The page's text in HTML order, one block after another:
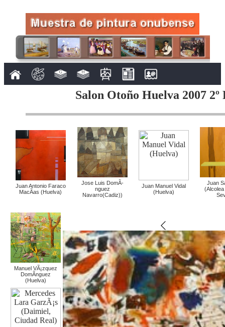
Salon Otoño Huelva 2007 2º
Juan Antonio Faraco
MacÃ­as (Huelva)
Jose Luis DomÃ­
nguez
Navarro(Cadiz))
Juan Manuel Vidal
(Huelva)
Juan
(Alcolea
Manuel VÃ¡zquez
DomÃ­nguez
(Huelva)